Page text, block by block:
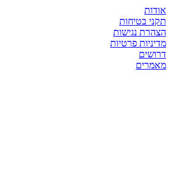
אודות
תקני בטיחות
הצהרת נגישות
מדיניות פרטיות
דרושים
מאמרים